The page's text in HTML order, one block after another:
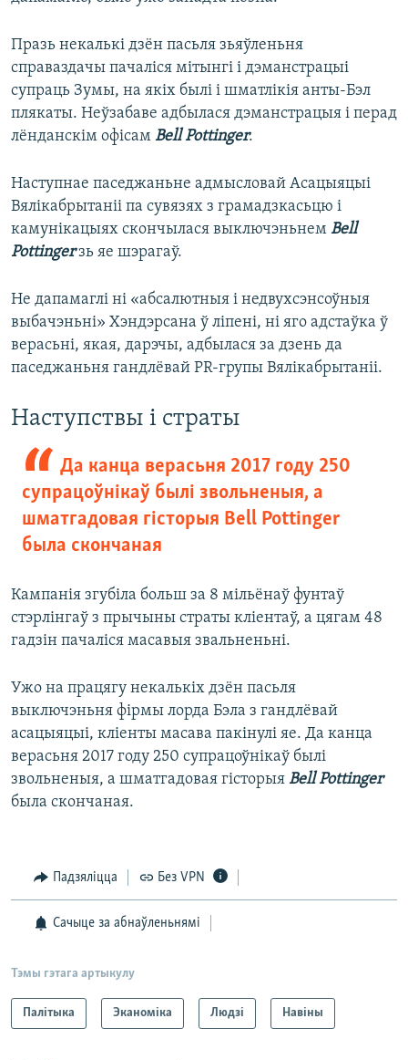
Празь некалькі дзён пасьля зьяўленьня
справаздачы пачаліся мітынгі і дэманстрацыі
супраць Зумы, на якіх былі і шматлікія анты-Бэл
плякаты. Неўзабаве адбылася дэманстрацыя і перад
лёнданскім офісам Bell Pottinger.
Наступнае паседжаньне адмысловай Асацыяцыі
Вялікабрытаніі па сувязях з грамадзкасьцю і
камунікацыях скончылася выключэньнем Bell
Pottingerзь яе шэрагаў.
Не дапамаглі ні «абсалютныя і недвухсэнсоўныя
выбачэньні» Хэндэрсана ў ліпені, ні яго адстаўка ў
верасьні, якая, дарэчы, адбылася за дзень да
паседжаньня гандлёвай PR-групы Вялікабрытаніі.
Наступствы і страты
Да канца верасьня 2017 году 250
супрацоўнікаў былі звольненыя, а
шматгадовая гісторыя Bell Pottinger
была скончаная
Кампанія згубіла больш за 8 мільёнаў фунтаў
стэрлінгаў з прычыны страты кліентаў, а цягам 48
гадзін пачаліся масавыя звальненьні.
Ужо на працягу некалькіх дзён пасьля
выключэньня фірмы лорда Бэла з гандлёвай
асацыяцыі, кліенты масава пакінулі яе. Да канца
верасьня 2017 году 250 супрацоўнікаў былі
звольненыя, а шматгадовая гісторыя Bell Pottinger
была скончаная.
Падзяліцца Без VPN
Сачыце за абнаўленьнямі
Тэмы гэтага артыкулу
Палітыка Эканоміка Людзі Навіны